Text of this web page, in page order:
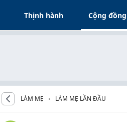
Thịnh hành Cộng đồng
LÀM MẸ LÀM MẸ LẦN ĐẦU